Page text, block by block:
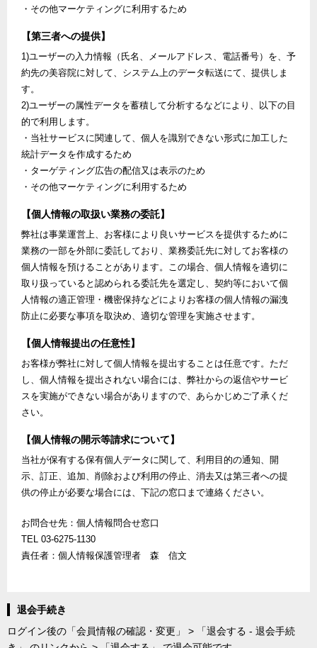
・その他マーケティングに利用するため
【第三者への提供】
1)ユーザーの入力情報（氏名、メールアドレス、電話番号）を、予
約先の美容院に対して、システム上のデータ転送にて、提供しま
す。
2)ユーザーの属性データを蓄積して分析するなどにより、以下の目
的で利用します。
・当社サービスに関連して、個人を識別できない形式に加工した
統計データを作成するため
・ターゲティング広告の配信又は表示のため
・その他マーケティングに利用するため
【個人情報の取扱い業務の委託】
弊社は事業運営上、お客様により良いサービスを提供するために
業務の一部を外部に委託しており、業務委託先に対してお客様の
個人情報を預けることがあります。この場合、個人情報を適切に
取り扱っていると認められる委託先を選定し、契約等において個
人情報の適正管理・機密保持などによりお客様の個人情報の漏洩
防止に必要な事項を取決め、適切な管理を実施させます。
【個人情報提出の任意性】
お客様が弊社に対して個人情報を提出することは任意です。ただ
し、個人情報を提出されない場合には、弊社からの返信やサービ
スを実施ができない場合がありますので、あらかじめご了承くだ
さい。
【個人情報の開示等請求について】
当社が保有する保有個人データに関して、利用目的の通知、開
示、訂正、追加、削除および利用の停止、消去又は第三者への提
供の停止が必要な場合には、下記の窓口まで連絡ください。
お問合せ先：個人情報問合せ窓口
TEL 03-6275-1130
責任者：個人情報保護管理者 森 信文
退会手続き
ログイン後の「会員情報の確認・変更」 > 「退会する - 退会手続